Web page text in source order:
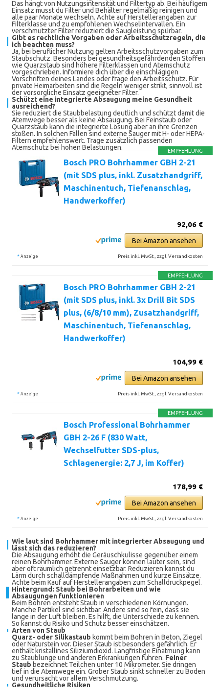
Das hängt von Nutzungsintensität und Filtertyp ab. Bei häufigem
Einsatz musst du Filter und Behälter regelmäßig reinigen und
alle paar Monate wechseln. Achte auf Herstellerangaben zur
Filterklasse und zu empfohlenen Wechselintervallen. Ein
verschmutzter Filter reduziert die Saugleistung spürbar.
Gibt es rechtliche Vorgaben oder Arbeitsschutzregeln, die
ich beachten muss?
Ja, bei beruflicher Nutzung gelten Arbeitsschutzvorgaben zum
Staubschutz. Besonders bei gesundheitsgefährdenden Stoffen
wie Quarzstaub sind höhere Filterklassen und Atemschutz
vorgeschrieben. Informiere dich über die einschlägigen
Vorschriften deines Landes oder frage den Arbeitsschutz. Für
private Heimarbeiten sind die Regeln weniger strikt, sinnvoll ist
der vorsorgliche Einsatz geeigneter Filter.
Schützt eine integrierte Absaugung meine Gesundheit
ausreichend?
Sie reduziert die Staubbelastung deutlich und schützt damit die
Atemwege besser als keine Absaugung. Bei Feinstaub oder
Quarzstaub kann die integrierte Lösung aber an ihre Grenzen
stoßen. In solchen Fällen sind externe Sauger mit H- oder HEPA-
Filtern empfehlenswert. Trage zusätzlich passenden
Atemschutz bei hohen Belastungen.
EMPFEHLUNG
Bosch PRO Bohrhammer GBH 2-21
(mit SDS plus, inkl. Zusatzhandgriff,
Maschinentuch, Tiefenanschlag,
Handwerkoffer)
92,06 €
Bei Amazon ansehen
* Anzeige Preis inkl. MwSt., zzgl. Versandkosten
EMPFEHLUNG
Bosch PRO Bohrhammer GBH 2-21
(mit SDS plus, inkl. 3x Drill Bit SDS
plus, (6/8/10 mm), Zusatzhandgriff,
Maschinentuch, Tiefenanschlag,
Handwerkoffer)
104,99 €
Bei Amazon ansehen
* Anzeige Preis inkl. MwSt., zzgl. Versandkosten
EMPFEHLUNG
Bosch Professional Bohrhammer
GBH 2-26 F (830 Watt,
Wechselfutter SDS-plus,
Schlagenergie: 2,7 J, im Koffer)
178,99 €
Bei Amazon ansehen
* Anzeige Preis inkl. MwSt., zzgl. Versandkosten
Wie laut sind Bohrhammer mit integrierter Absaugung und
lässt sich das reduzieren?
Die Absaugung erhöht die Geräuschkulisse gegenüber einem
reinen Bohrhammer. Externe Sauger können lauter sein, sind
aber oft räumlich getrennt einsetzbar. Reduzieren kannst du
Lärm durch schalldämpfende Maßnahmen und kurze Einsätze.
Achte beim Kauf auf Herstellerangaben zum Schalldruckpegel.
Hintergrund: Staub bei Bohrarbeiten und wie
Absaugungen funktionieren
Beim Bohren entsteht Staub in verschiedenen Körnungen.
Manche Partikel sind sichtbar. Andere sind so fein, dass sie
lange in der Luft bleiben. Es hilft, die Unterschiede zu kennen.
So kannst du Risiko und Schutz besser einschätzen.
Arten von Staub
Quarz- oder Silikastaub kommt beim Bohren in Beton, Ziegel
oder Naturstein vor. Dieser Staub ist besonders gefährlich. Er
enthält kristallines Siliziumdioxid. Langfristige Einatmung kann
zu Staublunge und anderen Erkrankungen führen. Feiner
Staub bezeichnet Teilchen unter 10 Mikrometer. Sie dringen
tief in die Atemwege ein. Grober Staub sinkt schneller zu Boden
und verursacht vor allem Verschmutzung.
Gesundheitliche Risiken